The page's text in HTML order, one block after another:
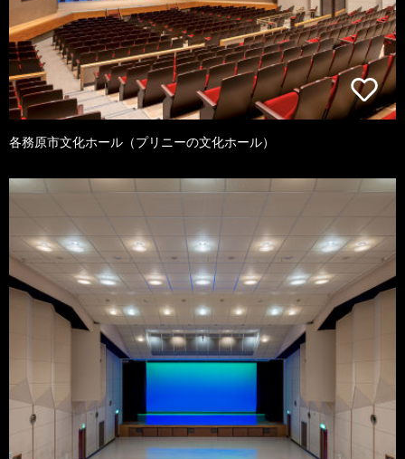
各務原市文化ホール（プリニーの文化ホール）